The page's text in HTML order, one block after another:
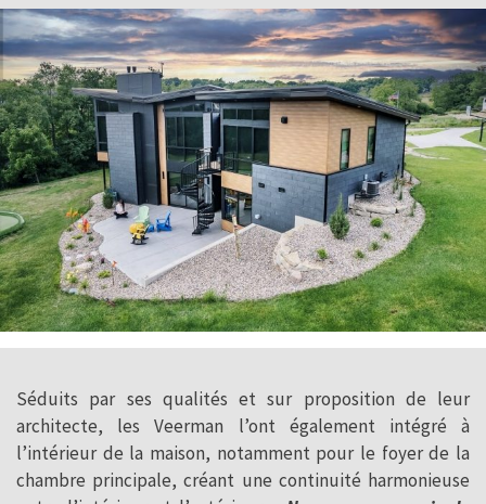
Séduits par ses qualités et sur proposition de leur
architecte, les Veerman l’ont également intégré à
l’intérieur de la maison, notamment pour le foyer de la
chambre principale, créant une continuité harmonieuse